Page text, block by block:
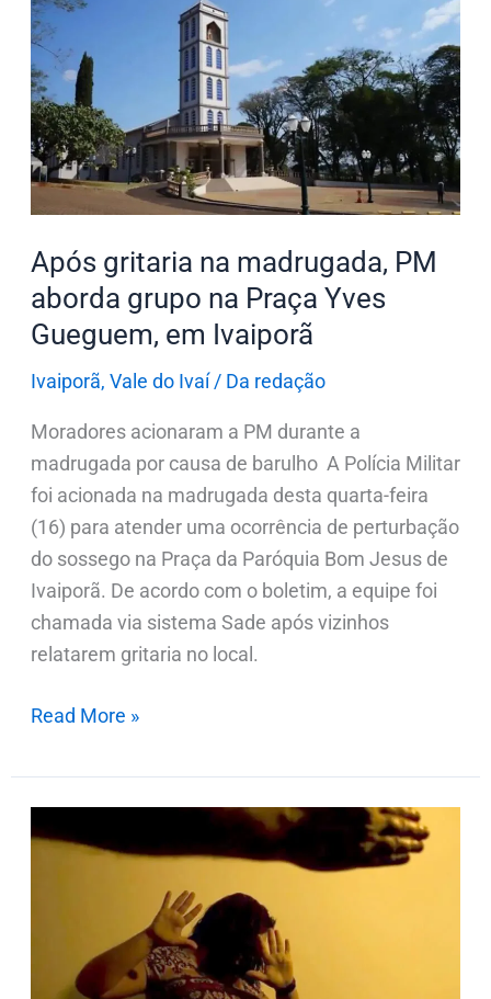
Após gritaria na madrugada, PM
aborda grupo na Praça Yves
Gueguem, em Ivaiporã
Ivaiporã, Vale do Ivaí/ Da redação
Moradores acionaram a PM durante a
madrugada por causa de barulho A Polícia Militar
foi acionada na madrugada desta quarta-feira
(16) para atender uma ocorrência de perturbação
do sossego na Praça da Paróquia Bom Jesus de
Ivaiporã. De acordo com o boletim, a equipe foi
chamada via sistema Sade após vizinhos
relatarem gritaria no local.
gritaria
na
madrugada,
PM
aborda
grupo
na
Yves
Gueguem,
em
Ivaiporã
Read More »
após